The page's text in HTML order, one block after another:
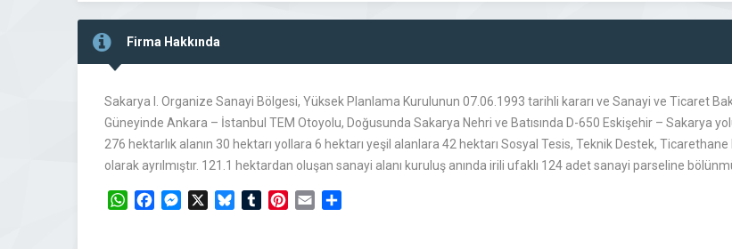
Firma Hakkında
Sakarya I. Organize Sanayi Bölgesi, Yüksek Planlama Kurulunun 07.06.1993 tarihli kararı ve Sanayi ve Ticaret
Güneyinde Ankara – İstanbul TEM Otoyolu, Doğusunda Sakarya Nehri ve Batısında D-650 Eskişehir – Sakarya
276 hektarlık alanın 30 hektarı yollara 6 hektarı yeşil alanlara 42 hektarı Sosyal Tesis, Teknik Destek,
olarak ayrılmıştır. 121.1 hektardan oluşan sanayi alanı kuruluş anında irili ufaklı 124 adet sanayi parseline
WhatsAppFacebookMessengerBlueskyTumblrPinterest
Email